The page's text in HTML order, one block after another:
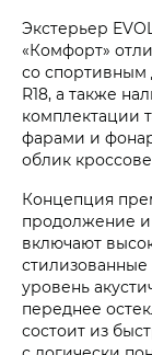
Экстерьер
«Комфорт»
со спортивным
R18, а также
комплектации
фарами и
облик
Концепция
продолжение и
включают
уровень
переднее
состоит из